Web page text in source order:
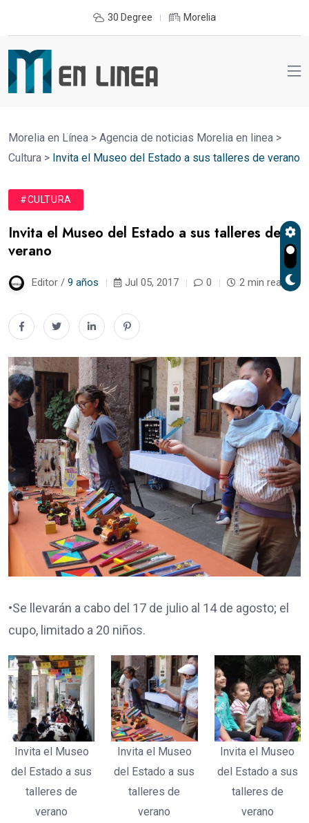
30 Degree Morelia
Morelia en Línea > Agencia de noticias Morelia en linea >
Cultura > Invita el Museo del Estado a sus talleres de verano
#CULTURA
Invita el Museo del Estado a sus talleres de
verano
Editor / 9 años Jul 05, 2017 0 2 min read
•Se llevarán a cabo del 17 de julio al 14 de agosto; el
cupo, limitado a 20 niños.
Invita el Museo
del Estado a sus
talleres de
verano
Invita el Museo
del Estado a sus
talleres de
verano
Invita el Museo
del Estado a sus
talleres de
verano